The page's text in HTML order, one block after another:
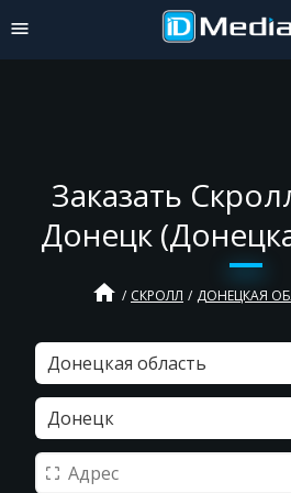
Заказать
Донецк
home СКРОЛЛ ДОНЕЦКАЯ
Донецкая область
Донецк